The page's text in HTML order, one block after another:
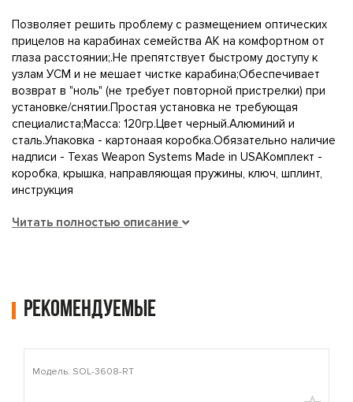
Позволяет решить проблему с размещением оптических
прицелов на карабинах семейства АК на комфортном от
глаза расстоянии;.Не препятствует быстрому доступу к
узлам УСМ и не мешает чистке карабина;Обеспечивает
возврат в "ноль" (не требует повторной пристрелки) при
установке/снятии.Простая установка не требующая
специалиста;Масса: 120гр.Цвет черный.Алюминий и
сталь.Упаковка - картонаая коробка.Обязательно наличие
надписи - Texas Weapon Systems Made in USAКомплект -
коробка, крышка, направляющая пружины, ключ, шплинт,
инструкция
Читать полностью описание
Рекомендуемые
Модель: SOL-3608-RT